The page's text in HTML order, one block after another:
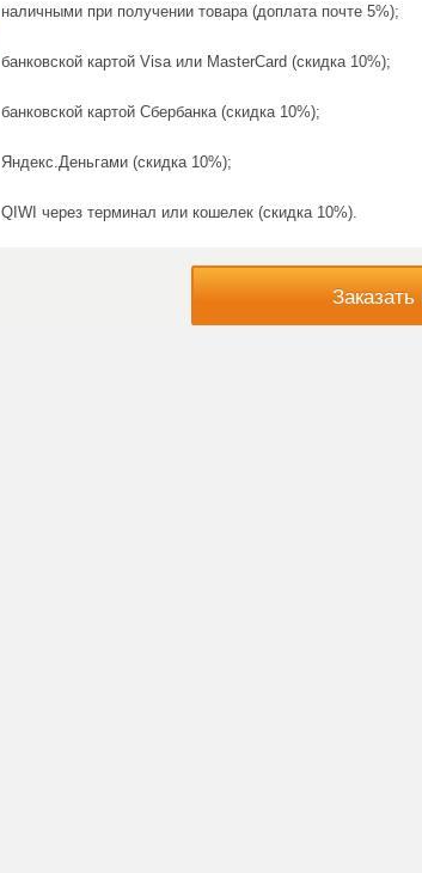
наличными при получении товара (доплата почте 5%);
банковской картой Visa или MasterCard (скидка 10%);
банковской картой Сбербанка (скидка 10%);
Яндекс.Деньгами (скидка 10%);
QIWI через терминал или кошелек (скидка 10%).